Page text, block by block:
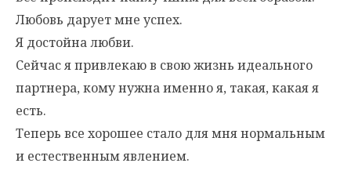
Любовь дарует мне успех.
Я достойна любви.
Сейчас я привлекаю в свою жизнь идеального
партнера, кому нужна именно я, такая, какая я
есть.
Теперь все хорошее стало для мня нормальным
и естественным явлением.